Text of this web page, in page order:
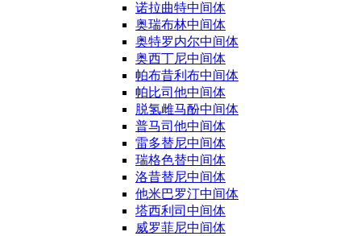
诺拉曲特中间体
奥瑞布林中间体
奥特罗内尔中间体
奥西丁尼中间体
帕布昔利布中间体
帕比司他中间体
脱氢雌马酚中间体
普马司他中间体
雷多替尼中间体
瑞格色替中间体
洛昔替尼中间体
他米巴罗汀中间体
塔西利司中间体
威罗菲尼中间体